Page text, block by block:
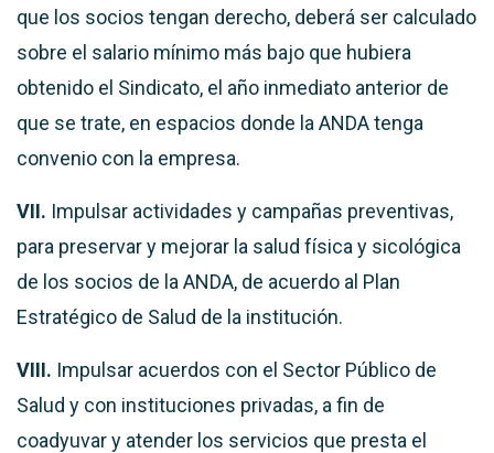
que los socios tengan derecho, deberá ser calculado
sobre el salario mínimo más bajo que hubiera
obtenido el Sindicato, el año inmediato anterior de
que se trate, en espacios donde la ANDA tenga
convenio con la empresa.
VII. Impulsar actividades y campañas preventivas,
para preservar y mejorar la salud física y sicológica
de los socios de la ANDA, de acuerdo al Plan
Estratégico de Salud de la institución.
VIII. Impulsar acuerdos con el Sector Público de
Salud y con instituciones privadas, a fin de
coadyuvar y atender los servicios que presta el